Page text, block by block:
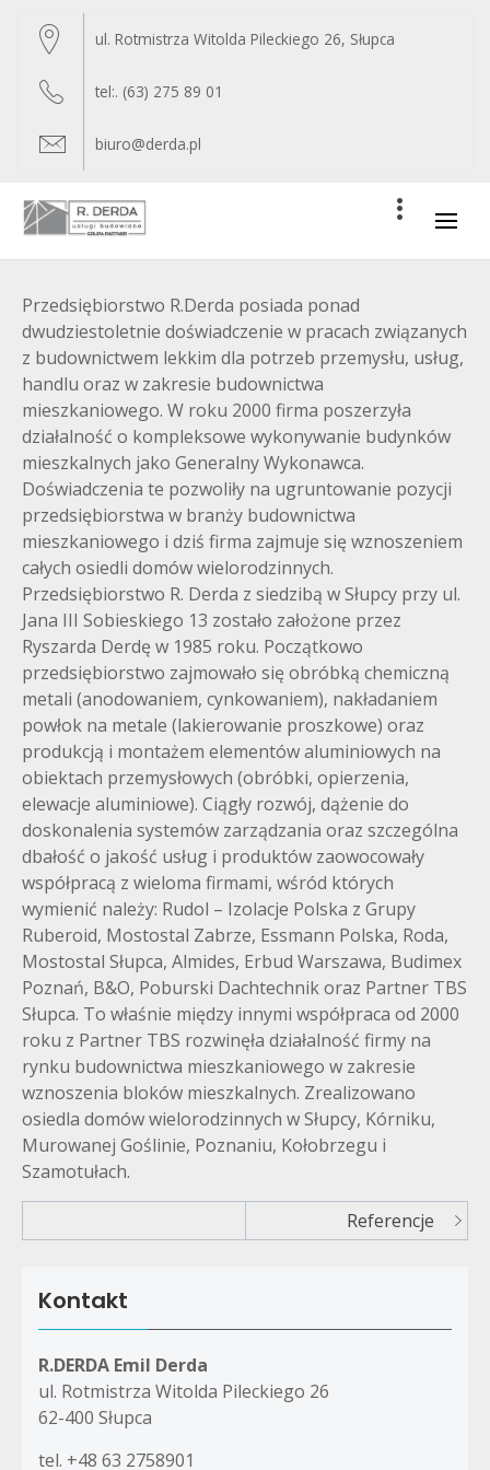
ul. Rotmistrza Witolda Pileckiego 26, Słupca
tel:. (63) 275 89 01
biuro@derda.pl
Menu
Przedsiębiorstwo R.Derda posiada ponad
dwudziestoletnie doświadczenie w pracach związanych
z budownictwem lekkim dla potrzeb przemysłu, usług,
handlu oraz w zakresie budownictwa
mieszkaniowego. W roku 2000 firma poszerzyła
działalność o kompleksowe wykonywanie budynków
mieszkalnych jako Generalny Wykonawca.
Doświadczenia te pozwoliły na ugruntowanie pozycji
przedsiębiorstwa w branży budownictwa
mieszkaniowego i dziś firma zajmuje się wznoszeniem
całych osiedli domów wielorodzinnych.
Przedsiębiorstwo R. Derda z siedzibą w Słupcy przy ul.
Jana III Sobieskiego 13 zostało założone przez
Ryszarda Derdę w 1985 roku. Początkowo
przedsiębiorstwo zajmowało się obróbką chemiczną
metali (anodowaniem, cynkowaniem), nakładaniem
powłok na metale (lakierowanie proszkowe) oraz
produkcją i montażem elementów aluminiowych na
obiektach przemysłowych (obróbki, opierzenia,
elewacje aluminiowe). Ciągły rozwój, dążenie do
doskonalenia systemów zarządzania oraz szczególna
dbałość o jakość usług i produktów zaowocowały
współpracą z wieloma firmami, wśród których
wymienić należy: Rudol – Izolacje Polska z Grupy
Ruberoid, Mostostal Zabrze, Essmann Polska, Roda,
Mostostal Słupca, Almides, Erbud Warszawa, Budimex
Poznań, B&O, Poburski Dachtechnik oraz Partner TBS
Słupca. To właśnie między innymi współpraca od 2000
roku z Partner TBS rozwinęła działalność firmy na
rynku budownictwa mieszkaniowego w zakresie
wznoszenia bloków mieszkalnych. Zrealizowano
osiedla domów wielorodzinnych w Słupcy, Kórniku,
Murowanej Goślinie, Poznaniu, Kołobrzegu i
Szamotułach.
wpisu
Referencje
Kontakt
R.DERDA Emil Derda
ul. Rotmistrza Witolda Pileckiego 26
62-400 Słupca
tel. +48 63 2758901